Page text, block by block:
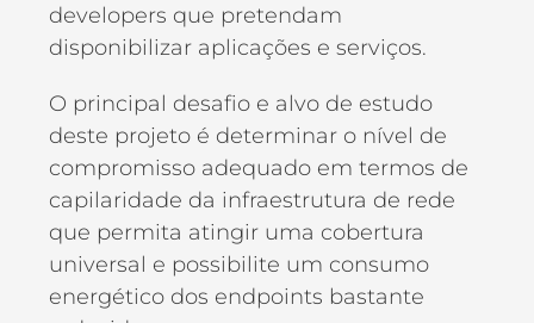
developers que pretendam
disponibilizar aplicações e serviços.
O principal desafio e alvo de estudo
deste projeto é determinar o nível de
compromisso adequado em termos de
capilaridade da infraestrutura de rede
que permita atingir uma cobertura
universal e possibilite um consumo
energético dos endpoints bastante